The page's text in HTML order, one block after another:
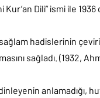
Kur’an Dili” ismi ile
hadislerinin
sağladı. (1932,
anlamadığı,